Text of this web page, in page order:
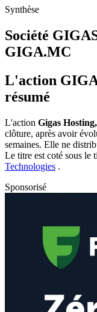
Synthèse
Société
GIGA.MC
L'action
résumé
L'action Gigas
clôture, après avoir
semaines. Elle ne
Le titre est coté sous le
Technologies .
Sponsorisé